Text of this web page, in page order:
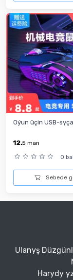
Oýun üçin USB-
12.5 man
0
Sebede
Ulanyş
Harydy